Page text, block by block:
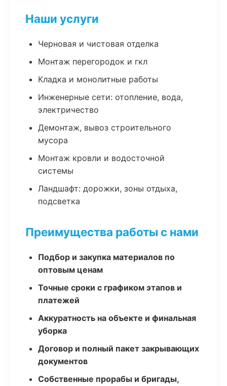
Наши услуги
Черновая и чистовая отделка
Монтаж перегородок и гкл
Кладка и монолитные работы
Инженерные сети: отопление, вода,
электричество
Демонтаж, вывоз строительного
мусора
Монтаж кровли и водосточной
системы
Ландшафт: дорожки, зоны отдыха,
подсветка
Преимущества работы с нами
Подбор и закупка материалов по
оптовым ценам
Точные сроки с графиком этапов и
платежей
Аккуратность на объекте и финальная
уборка
Договор и полный пакет закрывающих
документов
Собственные прорабы и бригады,